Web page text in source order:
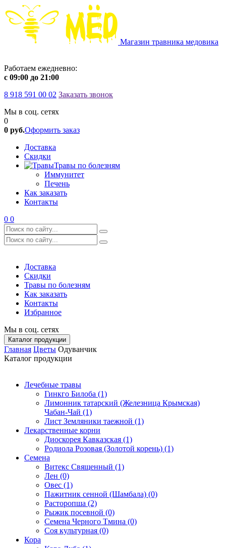
Магазин травника медовика
Работаем ежедневно:
c 09:00 до 21:00
8 918 591 00 02 Заказать звонок
Мы в соц. сетях
0
0 руб.Оформить заказ
Доставка
Скидки
Травы по болезням
Иммунитет
Печень
Как заказать
Контакты
0 0
Доставка
Скидки
Травы по болезням
Как заказать
Контакты
Избранное
Мы в соц. сетях
Каталог продукции
Главная Цветы Одуванчик
Каталог продукции
Лечебные травы
Гинкго Билоба (1)
Лимонник татарский (Железница Крымская)
Чабан-Чай (1)
Лист Земляники таежной (1)
Лекарственные корни
Диоскорея Кавказская (1)
Родиола Розовая (Золотой корень) (1)
Семена
Витекс Священный (1)
Лен (0)
Овес (1)
Пажитник сенной (Шамбала) (0)
Расторопша (2)
Рыжик посевной (0)
Семена Черного Тмина (0)
Соя культурная (0)
Кора